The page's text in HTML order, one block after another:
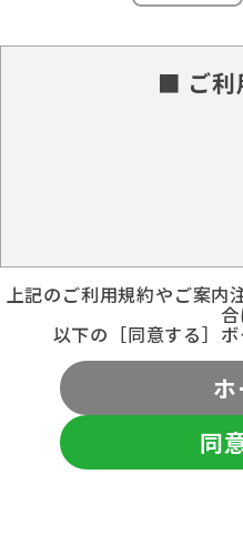
■ ご利
上記のご利用規約やご案内
合
以下の［同意する］ボ
ホ
同